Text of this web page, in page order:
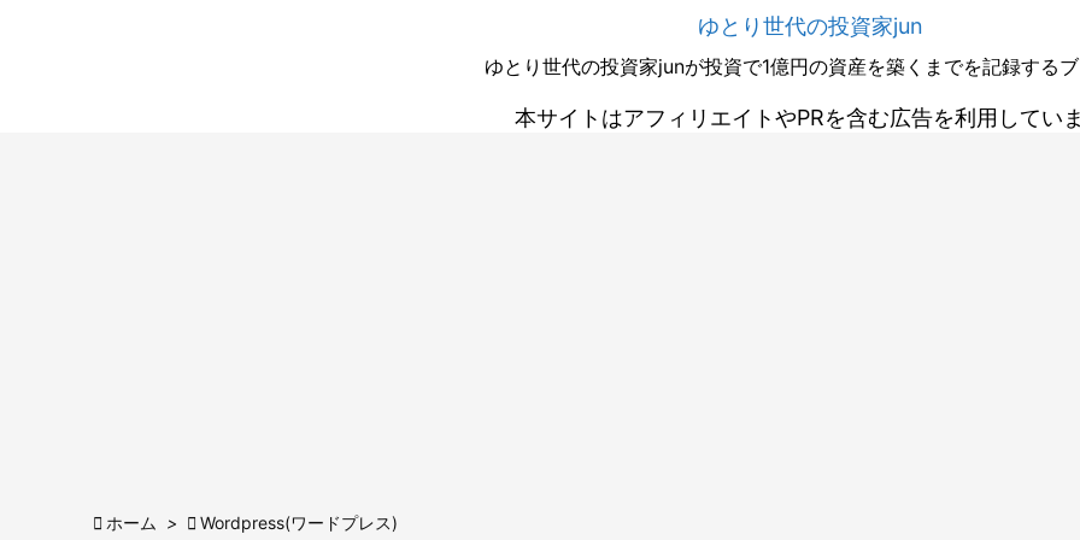
ゆとり世代の投資家jun
ゆとり世代の投資家junが投資で1億円の資産を築くまでを記録するブ
本サイトはアフィリエイトやPRを含む広告を利用してい
 ホーム >  Wordpress(ワードプレス)